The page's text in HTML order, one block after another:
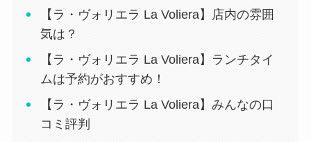
【ラ・ヴォリエラ La Voliera】店内の雰囲
気は？
【ラ・ヴォリエラ La Voliera】ランチタイ
ムは予約がおすすめ！
【ラ・ヴォリエラ La Voliera】みんなの口
コミ評判